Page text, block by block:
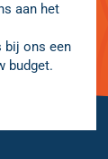
aan het
bij ons een
budget.